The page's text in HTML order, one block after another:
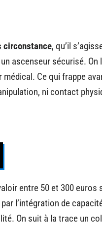
circonstance, qu’il
ascenseur sécurisé.
Ce qui frappe
ni contact
entre 50 et 300
l’intégration de
On suit à la trace un